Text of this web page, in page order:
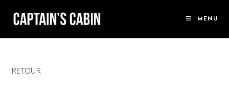
MENU
RETOUR